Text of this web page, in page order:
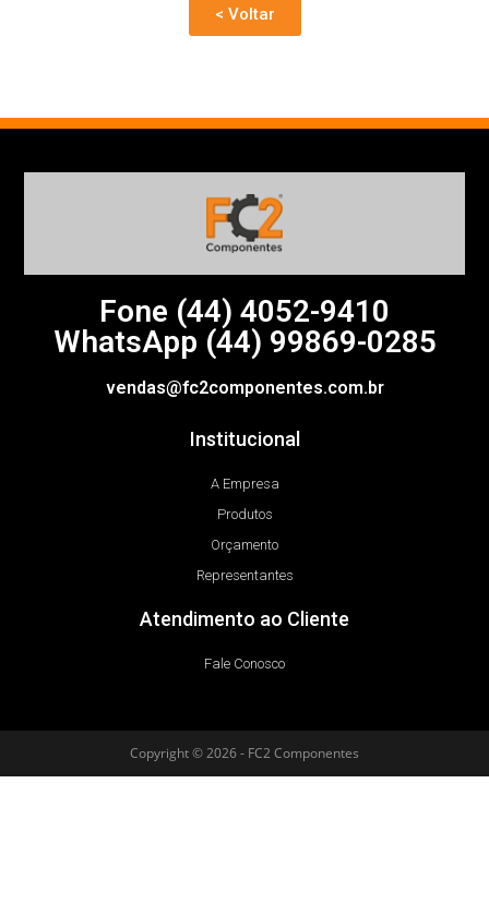
< Voltar
Fone (44) 4052-9410
WhatsApp (44) 99869-0285
vendas@fc2componentes.com.br
Institucional
A Empresa
Produtos
Orçamento
Representantes
Atendimento ao Cliente
Fale Conosco
Copyright © 2026 - FC2 Componentes